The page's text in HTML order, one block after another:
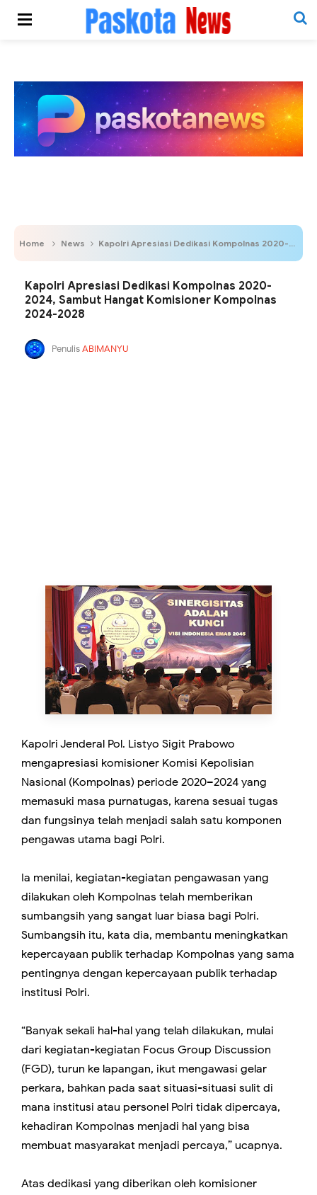
Home News Kapolri Apresiasi Dedikasi Kompolnas 2020-2024, Sambut Hangat Komisioner Kompolnas 2024-2028
Kapolri Apresiasi Dedikasi Kompolnas 2020-
2024, Sambut Hangat Komisioner Kompolnas
2024-2028
PenulisABIMANYU
Kapolri Jenderal Pol. Listyo Sigit Prabowo
mengapresiasi komisioner Komisi Kepolisian
Nasional (Kompolnas) periode 2020–2024 yang
memasuki masa purnatugas, karena sesuai tugas
dan fungsinya telah menjadi salah satu komponen
pengawas utama bagi Polri.
Ia menilai, kegiatan-kegiatan pengawasan yang
dilakukan oleh Kompolnas telah memberikan
sumbangsih yang sangat luar biasa bagi Polri.
Sumbangsih itu, kata dia, membantu meningkatkan
kepercayaan publik terhadap Kompolnas yang sama
pentingnya dengan kepercayaan publik terhadap
institusi Polri.
“Banyak sekali hal-hal yang telah dilakukan, mulai
dari kegiatan-kegiatan Focus Group Discussion
(FGD), turun ke lapangan, ikut mengawasi gelar
perkara, bahkan pada saat situasi-situasi sulit di
mana institusi atau personel Polri tidak dipercaya,
kehadiran Kompolnas menjadi hal yang bisa
membuat masyarakat menjadi percaya,” ucapnya.
Atas dedikasi yang diberikan oleh komisioner